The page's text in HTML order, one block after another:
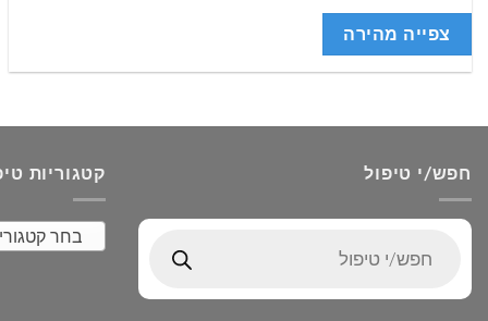
צפייה מהירה
חפש/י טיפול
search
קטגוריות
בחר